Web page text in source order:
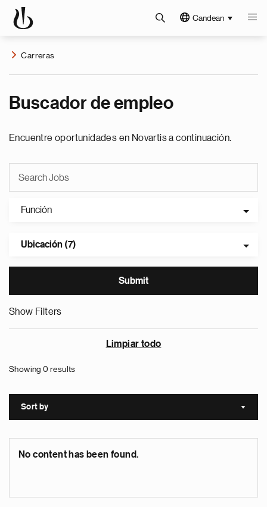
Candean
Carreras
Buscador de empleo
Encuentre oportunidades en Novartis a continuación.
Función
Ubicación (7)
Show Filters
Limpiar todo
Showing 0 results
Sort by Sort
No content has been found.